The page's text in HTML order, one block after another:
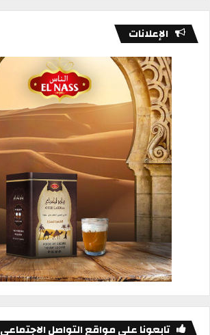
الإعلانات
تابعونا على مواقع التواصل الاجتماعي